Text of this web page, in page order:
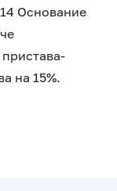
Основание
на 15%.